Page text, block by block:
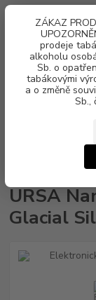
ZÁKAZ
prodeje
alkoholu
Sb. o
tabákovými
a o změně
Sb.,
Elektronické
URSA Nano 3 Pod
URSA
Glacial